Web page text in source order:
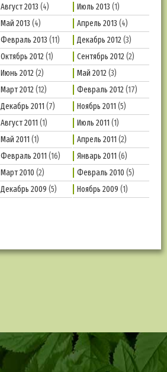
Август 2013 (4) Июль 2013 (1)
Май 2013 (4) Апрель 2013 (4)
Февраль 2013 (11) Декабрь 2012(3)
Октябрь 2012(1) Сентябрь 2012(2)
Июнь 2012(2) Май 2012(3)
Март 2012(12) Февраль 2012(17)
Декабрь 2011 (7) Ноябрь 2011 (5)
Август 2011 (1) Июль 2011 (1)
Май 2011 (1) Апрель 2011 (2)
Февраль 2011 (16) Январь 2011 (6)
Март 2010 (2) Февраль 2010 (5)
Декабрь 2009 (5) Ноябрь 2009 (1)